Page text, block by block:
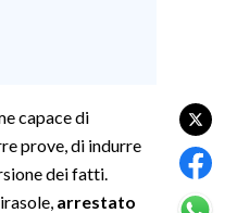
capace di
prove, di indurre
dei fatti.
arrestato